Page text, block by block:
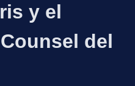
y el
del